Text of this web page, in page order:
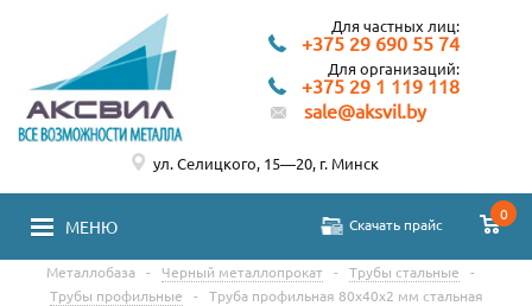
Для частных лиц:
+375 29 690 55 74
Для организаций:
+375 29 1 119 118
sale@aksvil.by
МЕНЮ Скачать прайс
0
ул. Селицкого, 15—20, г. Минск
Металлобаза - Черный металлопрокат - Трубы стальные
-
Трубы профильные
- Труба профильная 80х40х2 мм стальная